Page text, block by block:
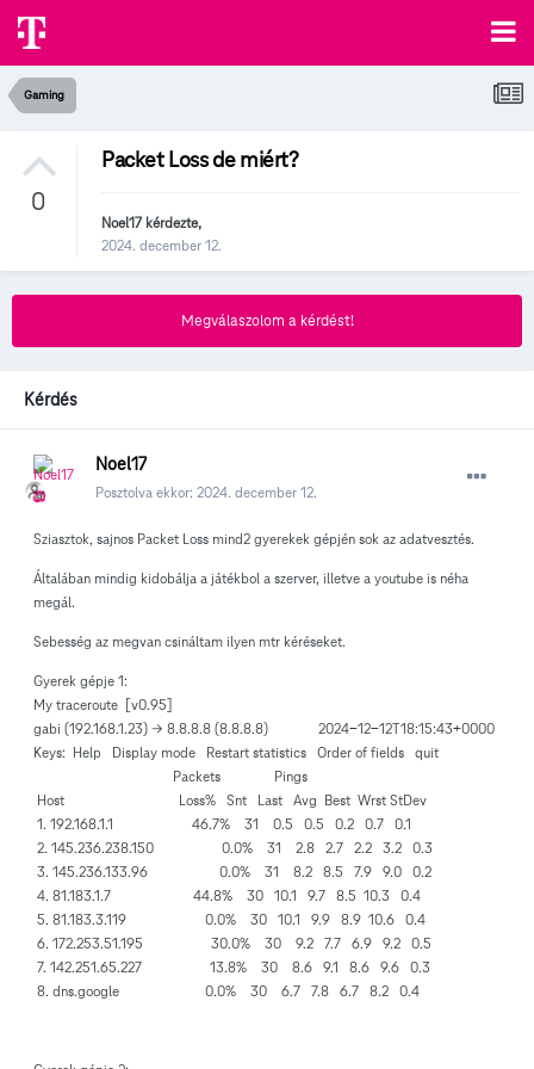
Gaming
0
Packet Loss de miért?
Noel17 kérdezte,
2024. december 12.
Megválaszolom a kérdést!
Kérdés
Noel17
Posztolva ekkor: 2024. december 12.
Sziasztok, sajnos Packet Loss mind2 gyerekek gépjén sok az adatvesztés.
Általában mindig kidobálja a játékbol a szerver, illetve a youtube is néha
megál.
Sebesség az megvan csináltam ilyen mtr kéréseket.
Gyerek gépje 1:
My traceroute [v0.95]
gabi (192.168.1.23) -> 8.8.8.8 (8.8.8.8) 2024-12-12T18:15:43+0000
Keys: Help Display mode Restart statistics Order of fields quit
Packets Pings
Host Loss% Snt Last Avg Best Wrst StDev
1. 192.168.1.1 46.7% 31 0.5 0.5 0.2 0.7 0.1
2. 145.236.238.150 0.0% 31 2.8 2.7 2.2 3.2 0.3
3. 145.236.133.96 0.0% 31 8.2 8.5 7.9 9.0 0.2
4. 81.183.1.7 44.8% 30 10.1 9.7 8.5 10.3 0.4
5. 81.183.3.119 0.0% 30 10.1 9.9 8.9 10.6 0.4
6. 172.253.51.195 30.0% 30 9.2 7.7 6.9 9.2 0.5
7. 142.251.65.227 13.8% 30 8.6 9.1 8.6 9.6 0.3
8. dns.google 0.0% 30 6.7 7.8 6.7 8.2 0.4